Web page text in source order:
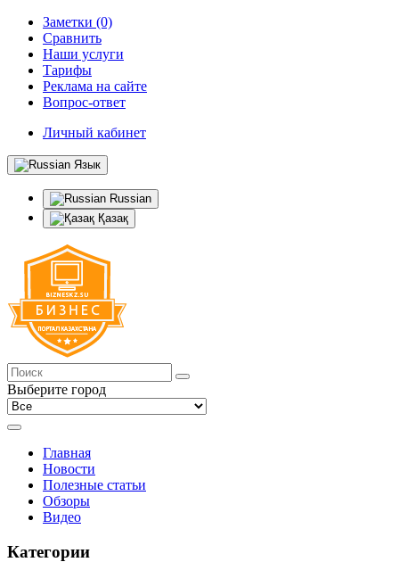
Заметки (0)
Сравнить
Наши услуги
Тарифы
Реклама на сайте
Вопрос-ответ
Личный кабинет
Язык
Russian
Қазақ
Выберите город
Главная
Новости
Полезные статьи
Обзоры
Видео
Категории